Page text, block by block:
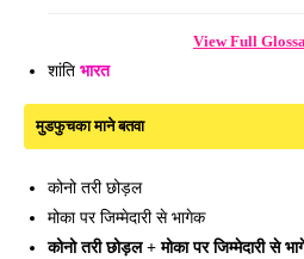
View Full
शांति भारत
मुडफुचका माने बतवा
कोनो तरी छोड़ल
मोका पर जिम्मेदारी से भागेक
कोनो तरी छोड़ल + मोका पर जिम्मेदारी से